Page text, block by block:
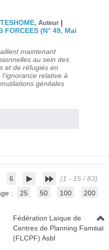
, Auteur |
FORCEES (N° 49, Mai
maintenant
au sein des
et de réfugiés en
relative à
génitales
6
(1 - 15 / 83)
:
25 50 100 200
Fédération Laïque de
Centres de Planning Familial
(FLCPF) Asbl